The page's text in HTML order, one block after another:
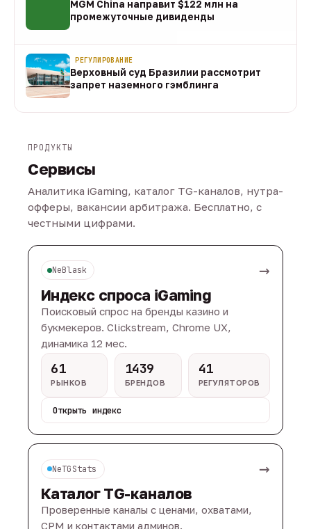
MGM China направит $122 млн на
промежуточные дивиденды
РЕГУЛИРОВАНИЕ
Верховный суд Бразилии рассмотрит
запрет наземного гэмблинга
ПРОДУКТЫ
Сервисы
Аналитика iGaming, каталог TG-каналов, нутра-
офферы, вакансии арбитража. Бесплатно, с
честными цифрами.
NeBlask →
Индекс спроса iGaming
Поисковый спрос на бренды казино и
букмекеров. Clickstream, Chrome UX,
динамика 12 мес.
61
РЫНКОВ
1439
БРЕНДОВ
41
РЕГУЛЯТОРОВ
Открыть индекс
NeTGStats →
Каталог TG-каналов
Проверенные каналы с ценами, охватами,
CPM и контактами админов.